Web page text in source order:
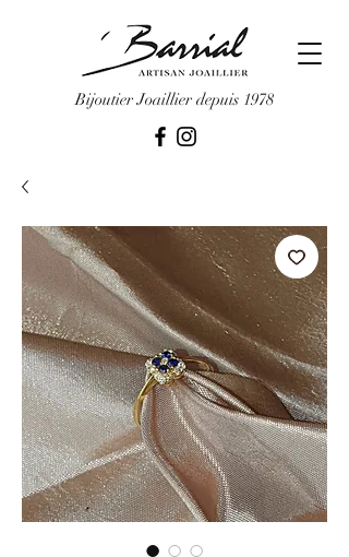
Bijoutier Joaillier depuis 1978